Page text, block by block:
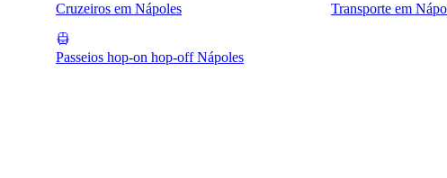
Cruzeiros em Nápoles Transporte em
Passeios hop-on hop-off Nápoles